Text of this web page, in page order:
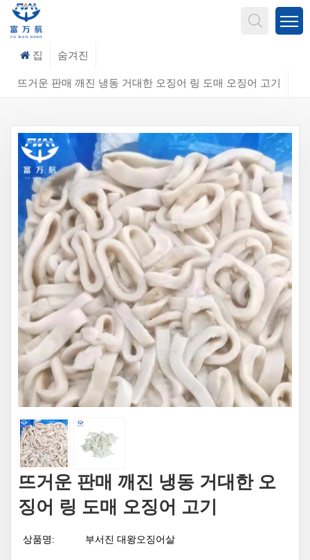
집 숨겨진
뜨거운 판매 깨진 냉동 거대한 오징어 링 도매 오징어 고기
뜨거운 판매 깨진 냉동 거대한 오
징어 링 도매 오징어 고기
상품명: 부서진 대왕오징어살